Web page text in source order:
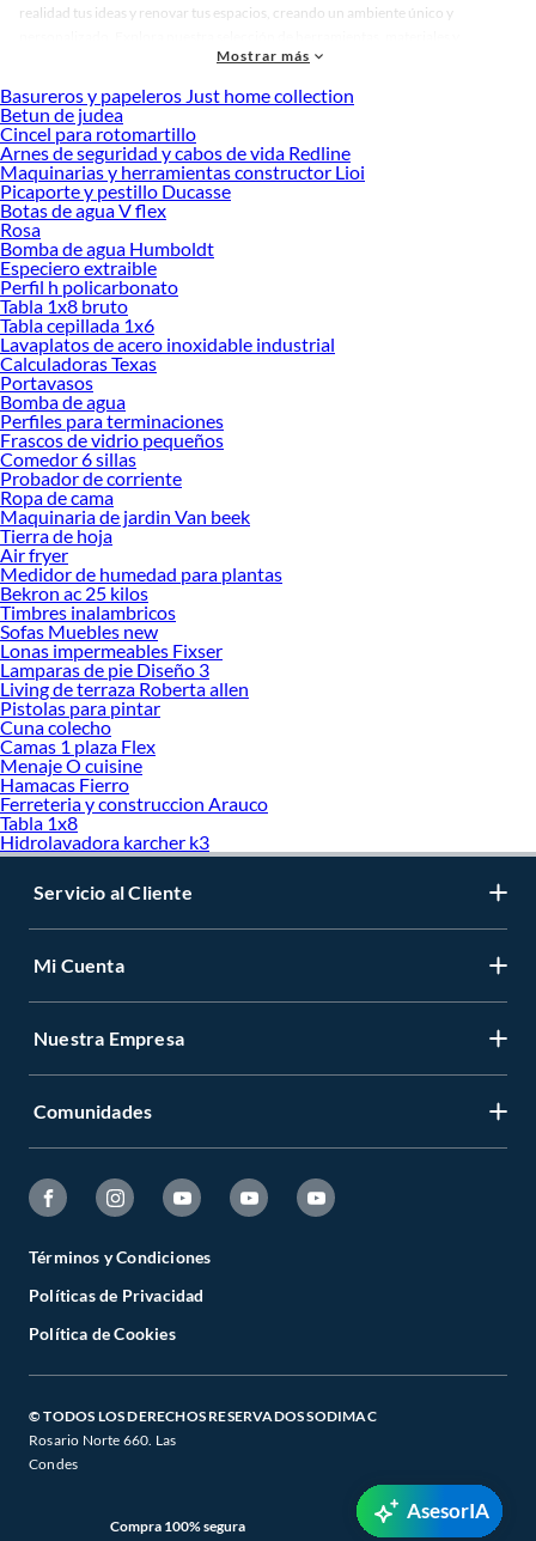
realidad tus ideas y renovar tus espacios, creando un ambiente único y
accesorios de calidad que te ayudarán a crear un espacio más tú.
Desde remodelaciones hasta proyectos de decoración, estamos aquí para hacer
tus ideas realidad. ¡Visítanos y encuentra todo lo que tenemos para ofrecerte en
Automotriz!
Explora la variedad de productos de Automotriz en Sodimac
Herramientas, materiales y accesorios de calidad para tus proyectos y
renovación de espacios. ¡Visítanos y descubre todo lo que tenemos para
ofrecerte!
Encuentra una amplia variedad de productos de Automotriz en Sodimac.
Encuentra todo lo necesario para tus proyectos de renovación y decoración.
¡Visítanos y haz tus ideas realidad!
Mostrar más
Basureros y papeleros Just home collection
Betun de judea
Cincel para rotomartillo
Arnes de seguridad y cabos de vida Redline
Maquinarias y herramientas constructor Lioi
Picaporte y pestillo Ducasse
Botas de agua V flex
Rosa
Bomba de agua Humboldt
Especiero extraible
Perfil h policarbonato
Tabla 1x8 bruto
Tabla cepillada 1x6
Lavaplatos de acero inoxidable industrial
Calculadoras Texas
Portavasos
Bomba de agua
Perfiles para terminaciones
Frascos de vidrio pequeños
Comedor 6 sillas
Probador de corriente
Ropa de cama
Maquinaria de jardin Van beek
Tierra de hoja
Air fryer
Medidor de humedad para plantas
Bekron ac 25 kilos
Timbres inalambricos
Sofas Muebles new
Lonas impermeables Fixser
Lamparas de pie Diseño 3
Living de terraza Roberta allen
Pistolas para pintar
Cuna colecho
Camas 1 plaza Flex
Menaje O cuisine
Hamacas Fierro
Ferreteria y construccion Arauco
Tabla 1x8
Hidrolavadora karcher k3
Servicio al Cliente
Mi Cuenta
Nuestra Empresa
Comunidades
Términos y Condiciones
Políticas de Privacidad
Política de Cookies
© TODOS LOS DERECHOS RESERVADOS SODIMAC
Rosario Norte 660. Las
Condes
Compra 100% segura
AsesorIA